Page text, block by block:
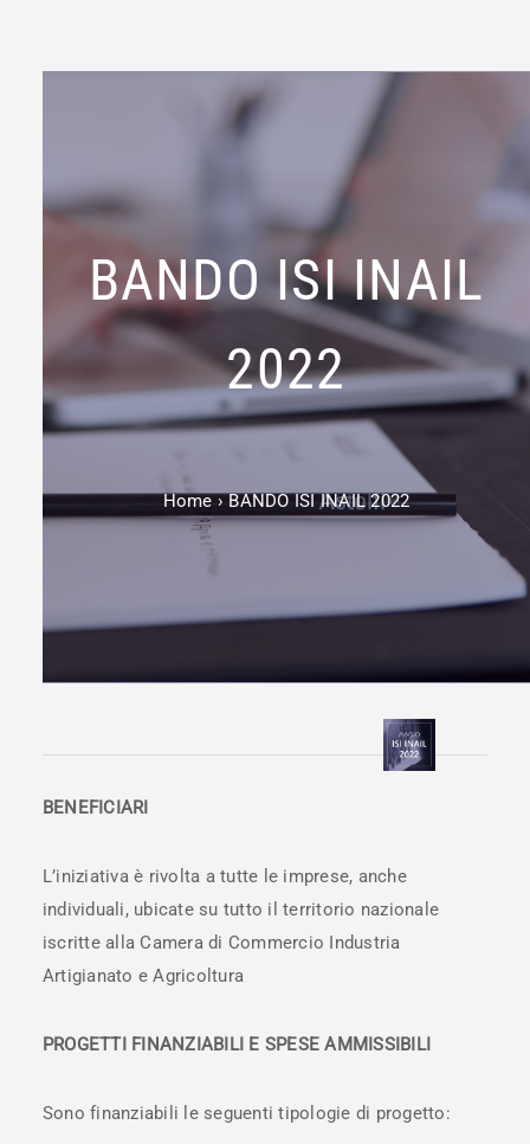
BANDO ISI INAIL
2022
Home › BANDO ISI INAIL 2022
BENEFICIARI
L’iniziativa è rivolta a tutte le imprese, anche
individuali, ubicate su tutto il territorio nazionale
iscritte alla Camera di Commercio Industria
Artigianato e Agricoltura
PROGETTI FINANZIABILI E SPESE AMMISSIBILI
Sono finanziabili le seguenti tipologie di progetto: